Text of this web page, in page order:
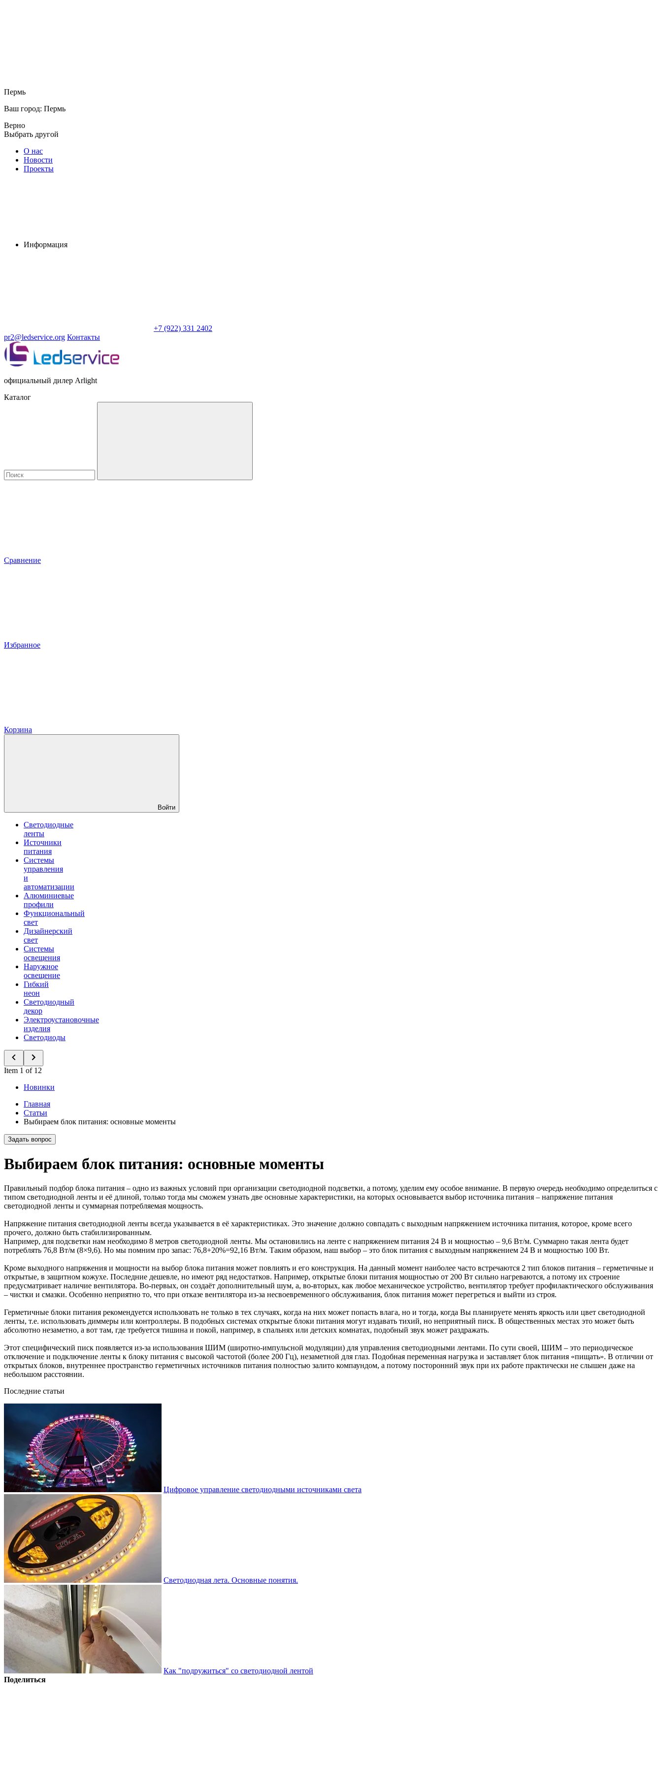
Пермь
Ваш город: Пермь
Верно
Выбрать другой
О нас
Новости
Проекты
Информация
+7 (922) 331 2402
pr2@ledservice.org Контакты
официальный дилер Arlight
Каталог
Сравнение
Избранное
Корзина
Войти
Светодиодные
ленты
Источники
питания
Системы
управления
и
автоматизации
Алюминиевые
профили
Функциональный
свет
Дизайнерский
свет
Системы
освещения
Наружное
освещение
Гибкий
неон
Светодиодный
декор
Электроустановочные
изделия
Светодиоды
Item 1 of 12
Новинки
Главная
Статьи
Выбираем блок питания: основные моменты
Задать вопрос
Выбираем блок питания: основные моменты
Правильный подбор блока питания – одно из важных условий при организации светодиодной подсветки, а потому, уделим ему особое внимание. В первую очередь необходимо определиться с
типом светодиодной ленты и её длиной, только тогда мы сможем узнать две основные характеристики, на которых основывается выбор источника питания – напряжение питания
светодиодной ленты и суммарная потребляемая мощность.
Напряжение питания светодиодной ленты всегда указывается в её характеристиках. Это значение должно совпадать с выходным напряжением источника питания, которое, кроме всего
прочего, должно быть стабилизированным.
Например, для подсветки нам необходимо 8 метров светодиодной ленты. Мы остановились на ленте с напряжением питания 24 В и мощностью – 9,6 Вт/м. Суммарно такая лента будет
потреблять 76,8 Вт/м (8×9,6). Но мы помним про запас: 76,8+20%=92,16 Вт/м. Таким образом, наш выбор – это блок питания с выходным напряжением 24 В и мощностью 100 Вт.
Кроме выходного напряжения и мощности на выбор блока питания может повлиять и его конструкция. На данный момент наиболее часто встречаются 2 тип блоков питания – герметичные и
открытые, в защитном кожухе. Последние дешевле, но имеют ряд недостатков. Например, открытые блоки питания мощностью от 200 Вт сильно нагреваются, а потому их строение
предусматривает наличие вентилятора. Во-первых, он создаёт дополнительный шум, а, во-вторых, как любое механическое устройство, вентилятор требует профилактического обслуживания
– чистки и смазки. Особенно неприятно то, что при отказе вентилятора из-за несвоевременного обслуживания, блок питания может перегреться и выйти из строя.
Герметичные блоки питания рекомендуется использовать не только в тех случаях, когда на них может попасть влага, но и тогда, когда Вы планируете менять яркость или цвет светодиодной
ленты, т.е. использовать диммеры или контроллеры. В подобных системах открытые блоки питания могут издавать тихий, но неприятный писк. В общественных местах это может быть
абсолютно незаметно, а вот там, где требуется тишина и покой, например, в спальнях или детских комнатах, подобный звук может раздражать.
Этот специфический писк появляется из-за использования ШИМ (широтно-импульсной модуляции) для управления светодиодными лентами. По сути своей, ШИМ – это периодическое
отключение и подключение ленты к блоку питания с высокой частотой (более 200 Гц), незаметной для глаз. Подобная переменная нагрузка и заставляет блок питания «пищать». В отличии от
открытых блоков, внутреннее пространство герметичных источников питания полностью залито компаундом, а потому посторонний звук при их работе практически не слышен даже на
небольшом расстоянии.
Последние статьи
Цифровое управление светодиодными источниками света
Светодиодная лета. Основные понятия.
Как "подружиться" со светодиодной лентой
Поделиться